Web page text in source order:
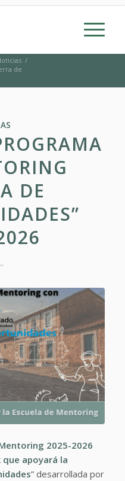
/
de
DE
2025-2026
que apoyará la
” desarrollada por